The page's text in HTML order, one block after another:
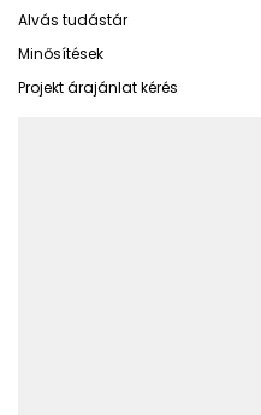
Alvás tudástár
Minősítések
Projekt árajánlat kérés